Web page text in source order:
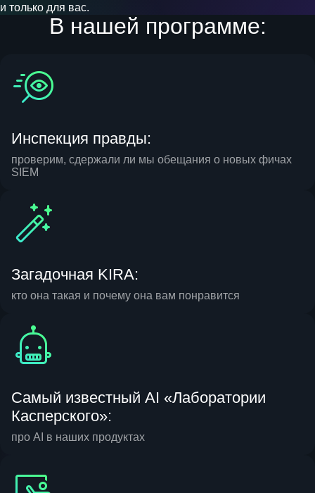
и только для вас.
В нашей программе:
Инспекция правды:
проверим, сдержали ли мы обещания о новых фичах
SIEM
Загадочная KIRA:
кто она такая и почему она вам понравится
Самый известный AI «Лаборатории
Касперского»:
про AI в наших продуктах